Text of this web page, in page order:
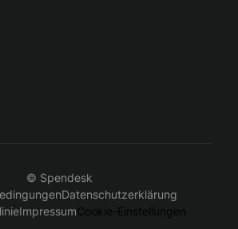
© Spendesk
Datenschutzerklärung
ImpressumCookie-Einstellungen